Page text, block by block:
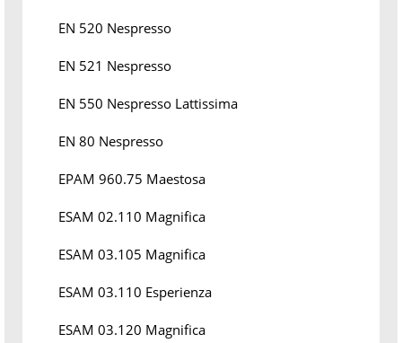
EN 520 Nespresso
EN 521 Nespresso
EN 550 Nespresso Lattissima
EN 80 Nespresso
EPAM 960.75 Maestosa
ESAM 02.110 Magnifica
ESAM 03.105 Magnifica
ESAM 03.110 Esperienza
ESAM 03.120 Magnifica